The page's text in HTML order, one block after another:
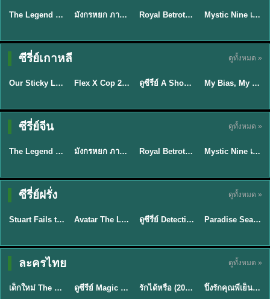
★8.5 The Legend of ShenLi ปฐพีไร้พ่าย (2024) พากย์ไทย ซับไทย EP.1-39 ★8 มังกรหยก ภาคมารบูรพาและพิษประจิม Duel on Mount Hua พากย์ไทย ★9 Royal Betrothal (2026) สัญญาวิวาห์แห่งราชวงศ์ พากย์ไทย ซับไทย EP1-32 ★9 Mystic Nine เก้าสกุล (2026) พากย์ไทย ซับไทย EP.1-30
ซีรี่ย์เกาหลี ดูทั้งหมด »
★6
ซับไทย
Our Sticky Love รักติดหนึบ (2026) พากย์ไทย ซับไทย EP.1-12 ★8 Flex X Cop 2 คุณชายสายสืบ ซีซั่น 2 (2026) พากย์ไทย ซับไทย EP.1-14 ★8 EP.16ดูซีรี่ย์ A Shop for Killers 2 ร้านลับนักฆ่า ซีซัน 2 (2026) ซับไทย-พากย์ไทย
ซับไทย
My Bias, My Boss เมื่อเมนฉันเป็นประธานบริษัท (2026) พากย์ไทย ซับไทย EP.1-12
ซีรี่ย์จีน ดูทั้งหมด »
★8.5
พากย์ไทย
The Legend of ShenLi ปฐพีไร้พ่าย (2024) พากย์ไทย ซับไทย EP.1-39 ★8 มังกรหยก ภาคมารบูรพาและพิษประจิม Duel on Mount Hua พากย์ไทย ★9 Royal Betrothal (2026) สัญญาวิวาห์แห่งราชวงศ์ พากย์ไทย ซับไทย EP1-32 ★9
พากย์ไทย/ซับ
Mystic Nine เก้าสกุล (2026) พากย์ไทย ซับไทย EP.1-30
ซีรี่ย์ฝรั่ง ดูทั้งหมด »
★9.3
พากย์ไทย
Stuart Fails to Save the Universe สจ๊วตล่มแผนกู้จักรวาล (2026) พากย์ไทย ซับไทย EP.1-10 ★7.8 EP.7Avatar The Last Airbender 2 เณรน้อยเจ้าอภินิหาร พากย์ไทย EP.9ดูซีรี่ย์ Detective Hole (2026) พากย์ไทย HD ฟรี อัปเดตล่าสุด Netflix EP.8
พากย์ไทย
Paradise Season 2 (2026) พากย์ไทย EP1-8 ดูซีรี่ย์ฝรั่ง HD ครบทุกตอน
ละครไทย ดูทั้งหมด »
★ 8 EP.6
พากย์ไทย
เด็กใหม่ The Reset 2026 EP1-6 พากย์ไทย ดูซีรี่ย์ Netflix ล่าสุด HD ดูซีรีย์ Magic Move (2026) ทำนายทายรัก Thai EP.1-10 HD รักได้หรือ (2026) YOUNG Let's Begin Again พากย์ไทย EP.1-19 ★8
พากย์ไทย
ปิ๊งรักคุณพี่เย็นชา (2026) Frozen Valentine EP.1-10 (จบ)